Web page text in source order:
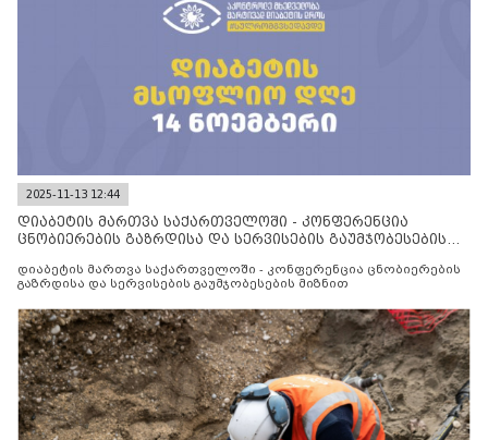
2025-11-13 12:44
დიაბეტის მართვა საქართველოში - კონფერენცია
ცნობიერების გაზრდისა და სერვისების გაუმჯობესების
დიაბეტის მართვა საქართველოში - კონფერენცია ცნობიერების
გაზრდისა და სერვისების გაუმჯობესების მიზნით